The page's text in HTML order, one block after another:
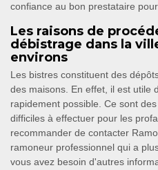
confiance au bon prestataire
Les raisons de
débistrage dans la
environs
Les bistres constituent des
des maisons. En effet, il est utile
rapidement possible. Ce sont
difficiles à effectuer pour les
recommander de contacter
ramoneur professionnel qui a
vous avez besoin d'autres